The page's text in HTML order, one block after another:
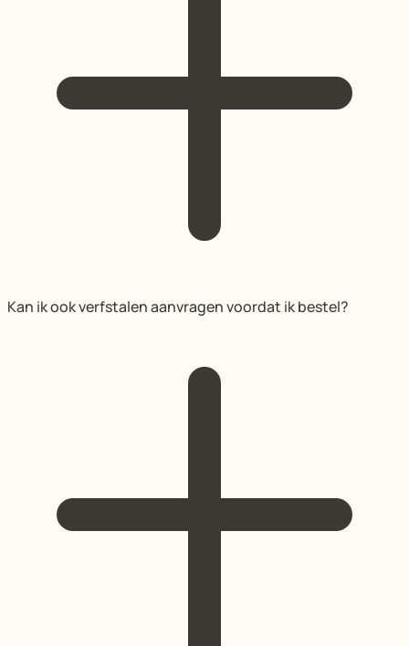
Kan ik ook verfstalen aanvragen voordat ik bestel?